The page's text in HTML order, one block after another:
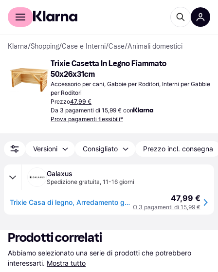
Per il tuo shopping
Klarna/Shopping/Case e Interni/Case/Animali domestici
Trixie Casetta In Legno Fiammato
50x26x31cm
Accessorio per cani, Gabbie per Roditori, Interni per Gabbie
per Roditori
Prezzo47,99 €
Da 3 pagamenti di 15,99 € con
Prova pagamenti flessibili*
Versioni Consigliato Prezzo incl. consegna
Galaxus
Spedizione gratuita, 11-16 giorni
Trixie Casa di legno, Arredamento gabbia roditori 47,99 €
O 3 pagamenti di 15,99 €
Prodotti correlati
Abbiamo selezionato una serie di prodotti che potrebbero
interessarti. Mostra tutto